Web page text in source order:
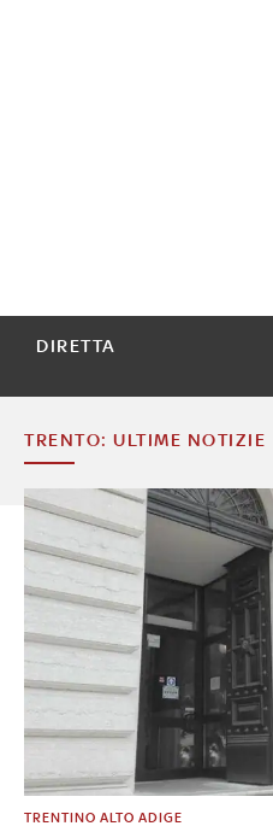
DIRETTA
TRENTO: ULTIME NOTIZIE
TRENTINO ALTO ADIGE